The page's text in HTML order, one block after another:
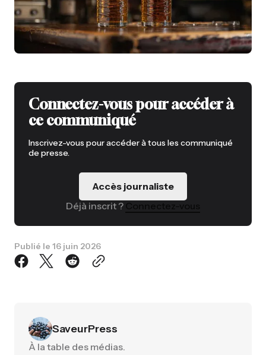
Connectez-vous pour accéder à
ce communiqué
Inscrivez-vous pour accéder à tous les communiqué
de presse.
Accès journaliste
Déjà inscrit ?
Publié le 16 juin 2026
SaveurPress
À la table des médias.